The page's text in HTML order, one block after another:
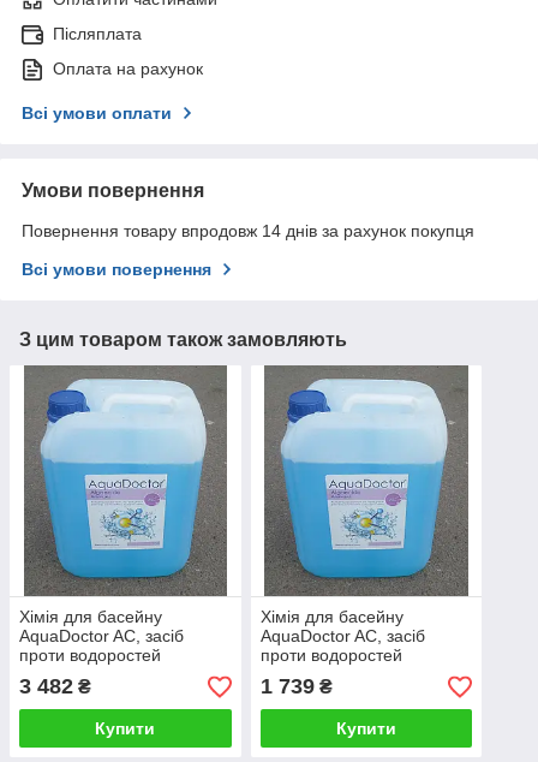
Післяплата
Оплата на рахунок
Всі умови оплати
Умови повернення
Повернення товару впродовж 14 днів за рахунок покупця
Всі умови повернення
З цим товаром також замовляють
Хімія для басейну
AquaDoctor AC, засіб
проти водоростей
3 482 ₴
Купити
Хімія для басейну
AquaDoctor AC, засіб
проти водоростей
1 739₴
Купити